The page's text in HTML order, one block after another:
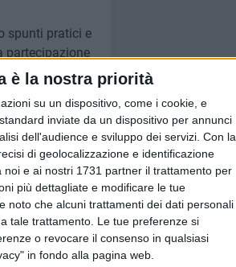
è la nostra priorità
su un dispositivo, come i cookie, e
inviate da un dispositivo per annunci
dell'audience e sviluppo dei servizi. Con la
di geolocalizzazione e identificazione
e ai nostri 1731 partner il trattamento per
più dettagliate e modificare le tue
noto che alcuni trattamenti dei dati personali
tale trattamento. Le tue preferenze si
o revocare il consenso in qualsiasi
in fondo alla pagina web.
spunti pratici e
partecipazione
pubblico potrà
interiore
riscoprire il
l'iter per il